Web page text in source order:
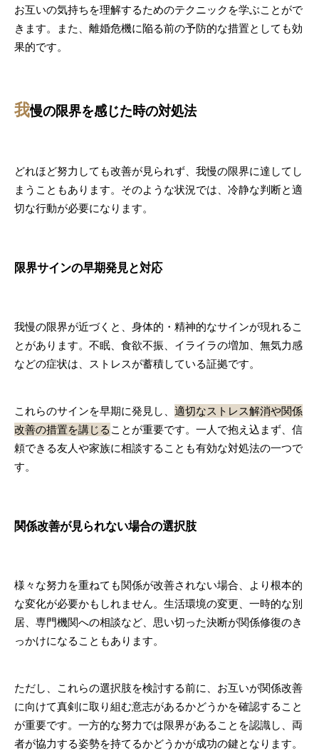
お互いの気持ちを理解するためのテクニックを学ぶことがで
きます。また、離婚危機に陥る前の予防的な措置としても効
果的です。
我慢の限界を感じた時の対処法
どれほど努力しても改善が見られず、我慢の限界に達してし
まうこともあります。そのような状況では、冷静な判断と適
切な行動が必要になります。
限界サインの早期発見と対応
我慢の限界が近づくと、身体的・精神的なサインが現れるこ
とがあります。不眠、食欲不振、イライラの増加、無気力感
などの症状は、ストレスが蓄積している証拠です。
これらのサインを早期に発見し、 適切なストレス解消や関係
改善の措置を講じる ことが重要です。一人で抱え込まず、信
頼できる友人や家族に相談することも有効な対処法の一つで
す。
関係改善が見られない場合の選択肢
様々な努力を重ねても関係が改善されない場合、より根本的
な変化が必要かもしれません。生活環境の変更、一時的な別
居、専門機関への相談など、思い切った決断が関係修復のき
っかけになることもあります。
ただし、これらの選択肢を検討する前に、お互いが関係改善
に向けて真剣に取り組む意志があるかどうかを確認すること
が重要です。一方的な努力では限界があることを認識し、両
者が協力する姿勢を持てるかどうかが成功の鍵となります。